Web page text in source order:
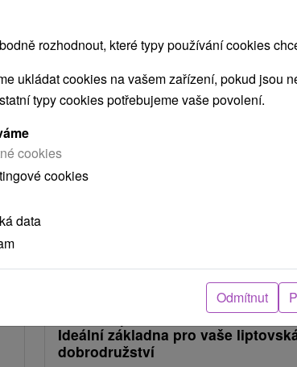
NEJLEVNĚJŠÍ NEJDRAŽŠÍ PODLE
od1 150,10
/noc/
Rodinná pohoda v Hotelu
Ideální základna pro vaše
dobrodružství
rozhodnout, které typy používání cookies
ukládat cookies na vašem zařízení, pokud jsou
typy cookies potřebujeme vaše povolení.
cookies
cookies
data
Odmítnut